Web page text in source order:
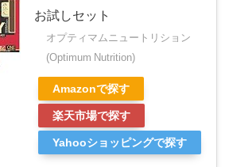
お試しセット
オプティマムニュートリション
(Optimum Nutrition)
Amazonで探す
楽天市場で探す
Yahooショッピングで探す